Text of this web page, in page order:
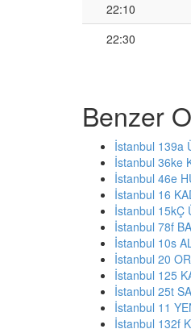
22:10
22:30
Benzer
İstanbul 139a
İstanbul 36ke
İstanbul 46e
İstanbul 16
İstanbul 15kÇ
İstanbul 78f
İstanbul 10s
İstanbul 20
İstanbul 125
İstanbul 25t
İstanbul 11
İstanbul 132f